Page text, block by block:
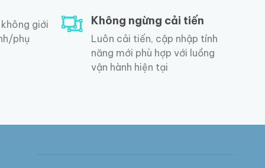
giới
phụ
Không ngừng cải tiến
Luôn cải tiến, cập nhập tính
năng mới phù hợp với luồng
vận hành hiện tại